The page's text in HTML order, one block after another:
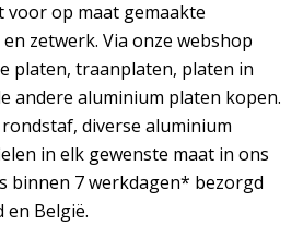
voor op maat gemaakte
zetwerk. Via onze webshop
platen, traanplaten, platen in
andere aluminium platen kopen.
diverse aluminium
in elk gewenste maat in ons
binnen 7 werkdagen* bezorgd
en België.